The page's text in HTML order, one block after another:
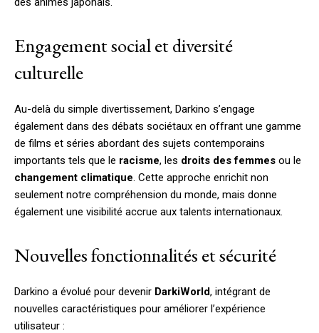
Engagement social et diversité
culturelle
Au-delà du simple divertissement, Darkino s’engage
également dans des débats sociétaux en offrant une gamme
de films et séries abordant des sujets contemporains
importants tels que le racisme, les droits des femmes ou le
changement climatique . Cette approche enrichit non
seulement notre compréhension du monde, mais donne
également une visibilité accrue aux talents internationaux.
Nouvelles fonctionnalités et sécurité
Darkino a évolué pour devenir DarkiWorld, intégrant de
nouvelles caractéristiques pour améliorer l’expérience
utilisateur :